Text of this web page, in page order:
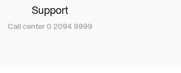
Support
Call center 0 2094 9999